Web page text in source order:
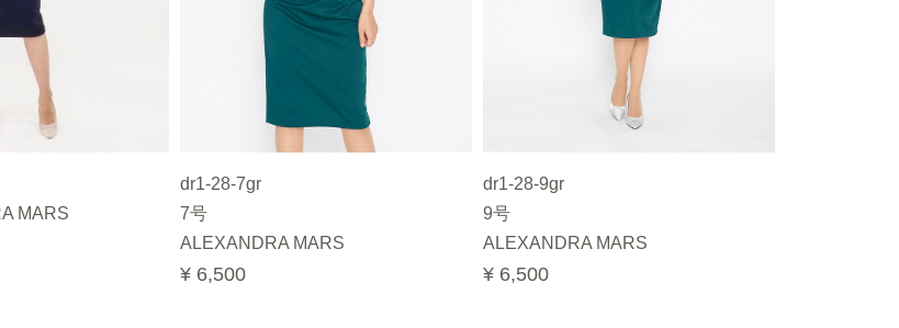
MARS
dr1-28-7gr
7号
ALEXANDRA MARS
¥ 6,500
dr1-28-9gr
9号
ALEXANDRA MARS
¥ 6,500